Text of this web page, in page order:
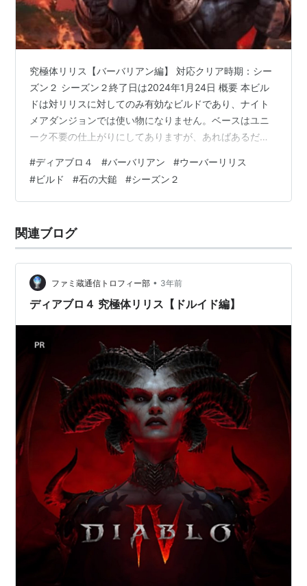
究極体リリス【バーバリアン編】 対応クリア時期：シー
ズン２ シーズン２終了日は2024年1月24日 概要 本ビル
ドは対リリスに対してのみ有効なビルドであり、ナイト
メアダンジョンでは使い物になりません。ベースはユニ
ーク不要の仕上がりにしてありますが、あればあるだけ
リスマン」は相性がいい グリフに関しては15レベル程度
まで成長させれば十分リリスを倒すだけの火力が確保で
きます。 ーーーーーーーーーーーーーーー クラス：バー
エリクサー：攻撃速度もしくはリソース最大値50 人数：
ソロ ーーーーーー…
#ディアブロ４ #バーバリアン #ウーバーリリス
#ビルド #石の大鎚 #シーズン２
関連ブログ
ファミ蔵通信トロフィー部 • 3年前
ディアブロ４ 究極体リリス【ドルイド編】